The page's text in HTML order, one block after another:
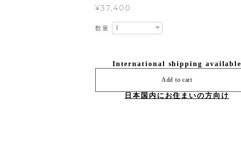
¥37,400
数量
International shipping available
Add to cart
日本国内にお住まいの方向け